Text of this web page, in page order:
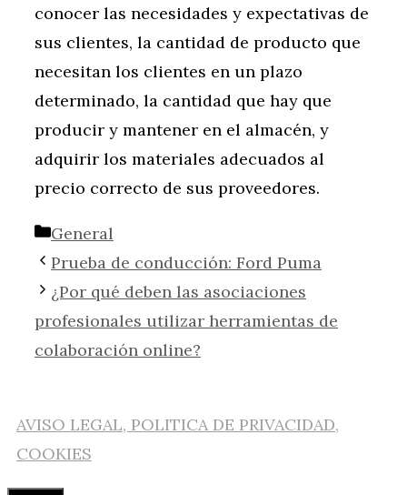
conocer las necesidades y expectativas de
sus clientes, la cantidad de producto que
necesitan los clientes en un plazo
determinado, la cantidad que hay que
producir y mantener en el almacén, y
adquirir los materiales adecuados al
precio correcto de sus proveedores.
Categorías
General
Prueba de conducción: Ford Puma
¿Por qué deben las asociaciones
profesionales utilizar herramientas de
colaboración online?
AVISO LEGAL, POLITICA DE PRIVACIDAD,
COOKIES